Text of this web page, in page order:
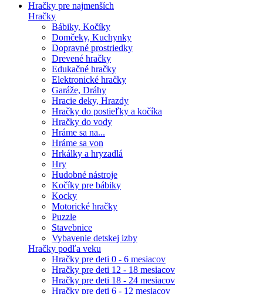
Hračky pre najmenších
Hračky
Bábiky, Kočíky
Domčeky, Kuchynky
Dopravné prostriedky
Drevené hračky
Edukačné hračky
Elektronické hračky
Garáže, Dráhy
Hracie deky, Hrazdy
Hračky do postieľky a kočíka
Hračky do vody
Hráme sa na...
Hráme sa von
Hrkálky a hryzadlá
Hry
Hudobné nástroje
Kočíky pre bábiky
Kocky
Motorické hračky
Puzzle
Stavebnice
Vybavenie detskej izby
Hračky podľa veku
Hračky pre deti 0 - 6 mesiacov
Hračky pre deti 12 - 18 mesiacov
Hračky pre deti 18 - 24 mesiacov
Hračky pre deti 6 - 12 mesiacov